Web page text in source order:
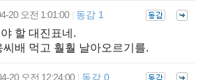
20 오전 1:01:00 동감 1
할 대진표네.
배 먹고 훨훨 날아오르기를.
20 오전 12:24:00 동감 0